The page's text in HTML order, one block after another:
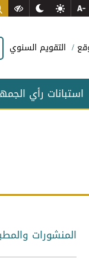
التقويم السنوي
استبانات رأي
المنشورات